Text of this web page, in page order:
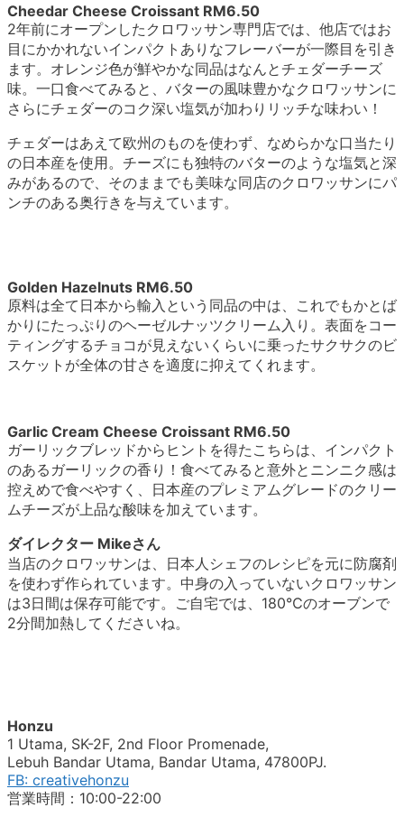
Cheedar Cheese Croissant RM6.50
2年前にオープンしたクロワッサン専門店では、他店ではお
目にかかれないインパクトありなフレーバーが一際目を引き
ます。オレンジ色が鮮やかな同品はなんとチェダーチーズ
味。一口食べてみると、バターの風味豊かなクロワッサンに
さらにチェダーのコク深い塩気が加わりリッチな味わい！
チェダーはあえて欧州のものを使わず、なめらかな口当たり
の日本産を使用。チーズにも独特のバターのような塩気と深
みがあるので、そのままでも美味な同店のクロワッサンにパ
ンチのある奥行きを与えています。
Golden Hazelnuts RM6.50
原料は全て日本から輸入という同品の中は、これでもかとば
かりにたっぷりのヘーゼルナッツクリーム入り。表面をコー
ティングするチョコが見えないくらいに乗ったサクサクのビ
スケットが全体の甘さを適度に抑えてくれます。
Garlic Cream Cheese Croissant RM6.50
ガーリックブレッドからヒントを得たこちらは、インパクト
のあるガーリックの香り！食べてみると意外とニンニク感は
控えめで食べやすく、日本産のプレミアムグレードのクリー
ムチーズが上品な酸味を加えています。
ダイレクター Mikeさん
当店のクロワッサンは、日本人シェフのレシピを元に防腐剤
を使わず作られています。中身の入っていないクロワッサン
は3日間は保存可能です。ご自宅では、180℃のオーブンで
2分間加熱してくださいね。
Honzu
1 Utama, SK-2F, 2nd Floor Promenade,
Lebuh Bandar Utama, Bandar Utama, 47800PJ.
FB: creativehonzu
営業時間：10:00-22:00